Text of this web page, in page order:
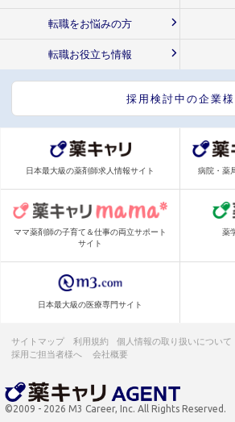
転職をお悩みの方
転職お役立ち情報
採用検討中の企業様
日本最大級の薬剤師求人情報サイト 病院・薬
ママ薬剤師の子育て＆仕事の両立サポート
サイト
薬
日本最大級の医療専門サイト
サイトマップ 利用規約 個人情報の取り扱いについて
採用ご担当者様へ
会社概要
©2009 - 2026 M3 Career, Inc. All Rights Reserved.